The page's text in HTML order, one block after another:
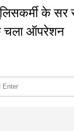
के
ऑपरेशन